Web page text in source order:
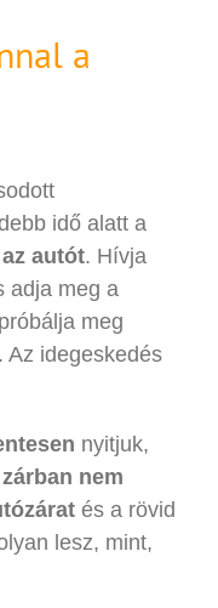
a
idő alatt a
autót. Hívja
adja meg a
meg
Az idegeskedés
nyitjuk,
nem
és a rövid
lesz, mint,